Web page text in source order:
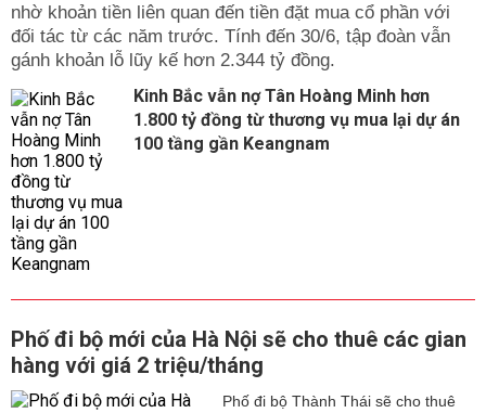
nhờ khoản tiền liên quan đến tiền đặt mua cổ phần với
đối tác từ các năm trước. Tính đến 30/6, tập đoàn vẫn
gánh khoản lỗ lũy kế hơn 2.344 tỷ đồng.
Kinh Bắc vẫn nợ Tân Hoàng Minh hơn
1.800 tỷ đồng từ thương vụ mua lại dự án
100 tầng gần Keangnam
Phố đi bộ mới của Hà Nội sẽ cho thuê các gian
hàng với giá 2 triệu/tháng
Phố đi bộ Thành Thái sẽ cho thuê